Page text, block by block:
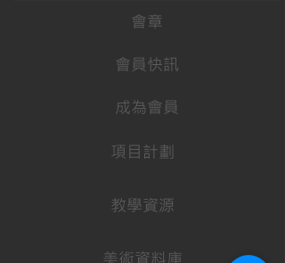
會章
會員快訊
成為會員
項目計劃
教學資源
美術資料庫